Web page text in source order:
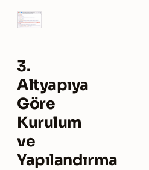
3.
Altyapıya
Göre
Kurulum
ve
Yapılandırma